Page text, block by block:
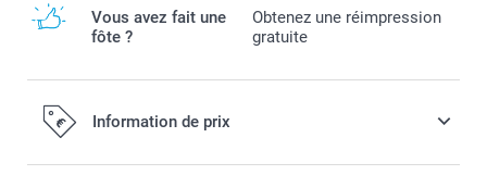
Vous avez fait une
fôte ?
Obtenez une réimpression
gratuite
Information de prix